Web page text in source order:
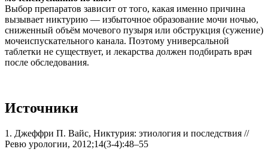
Выбор препаратов зависит от того, какая именно причина
вызывает никтурию — избыточное образование мочи ночью,
сниженный объём мочевого пузыря или обструкция (сужение)
мочеиспускательного канала. Поэтому универсальной
таблетки не существует, и лекарства должен подбирать врач
после обследования.
Источники
1. Джеффри П. Вайс, Никтурия: этиология и последствия //
Ревю урологии, 2012;14(3-4):48–55